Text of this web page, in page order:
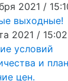
2021 /
выходные!
2021 / 15:02
условий
и
цен.